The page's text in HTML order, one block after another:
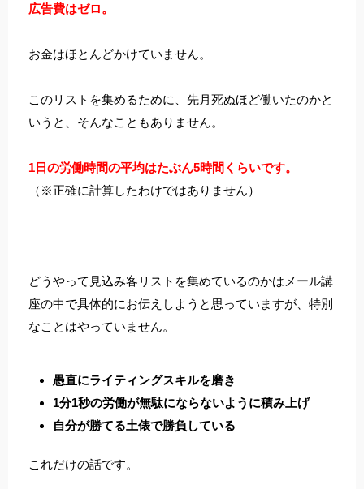
広告費はゼロ。
お金はほとんどかけていません。
このリストを集めるために、先月死ぬほど働いたのかと
いうと、そんなこともありません。
1日の労働時間の平均はたぶん5時間くらいです。
（※正確に計算したわけではありません）
どうやって見込み客リストを集めているのかはメール講
座の中で具体的にお伝えしようと思っていますが、特別
なことはやっていません。
愚直にライティングスキルを磨き
1分1秒の労働が無駄にならないように積み上げ
自分が勝てる土俵で勝負している
これだけの話です。